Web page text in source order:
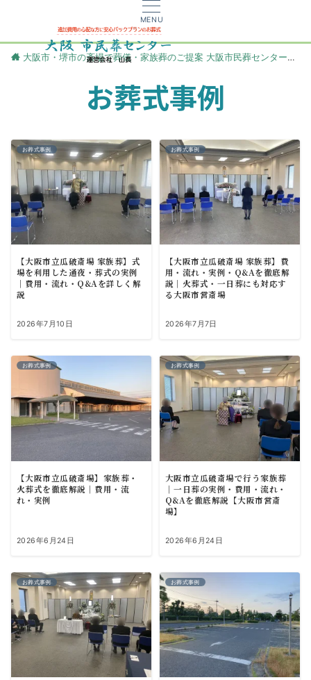
MENU
大阪市・堺市の斎場で葬儀・家族葬のご提案 大阪市民葬センター
お葬式事例
お葬式事例
【大阪市立瓜破斎場 家族葬】式
場を利用した通夜・葬式の実例
｜費用・流れ・Q&Aを詳しく解
説
2026年7月10日
お葬式事例
【大阪市立瓜破斎場 家族葬】費
用・流れ・実例・Q&Aを徹底解
説｜火葬式・一日葬にも対応す
る大阪市営斎場
2026年7月7日
お葬式事例
【大阪市立瓜破斎場】家族葬・
火葬式を徹底解説｜費用・流
れ・実例
2026年6月24日
お葬式事例
大阪市立瓜破斎場で行う家族葬
｜一日葬の実例・費用・流れ・
Q&Aを徹底解説【大阪市営斎
場】
2026年6月24日
お葬式事例 お葬式事例